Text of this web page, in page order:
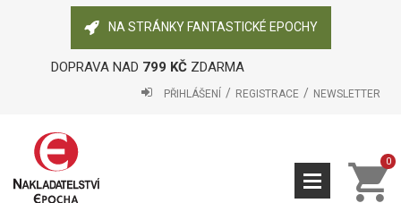
NA STRÁNKY FANTASTICKÉ EPOCHY
DOPRAVA NAD 799 KČZDARMA
PŘIHLÁŠENÍ REGISTRACE NEWSLETTER
0